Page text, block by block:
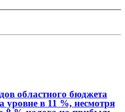
областного бюджета
уровне в 11 %, несмотря